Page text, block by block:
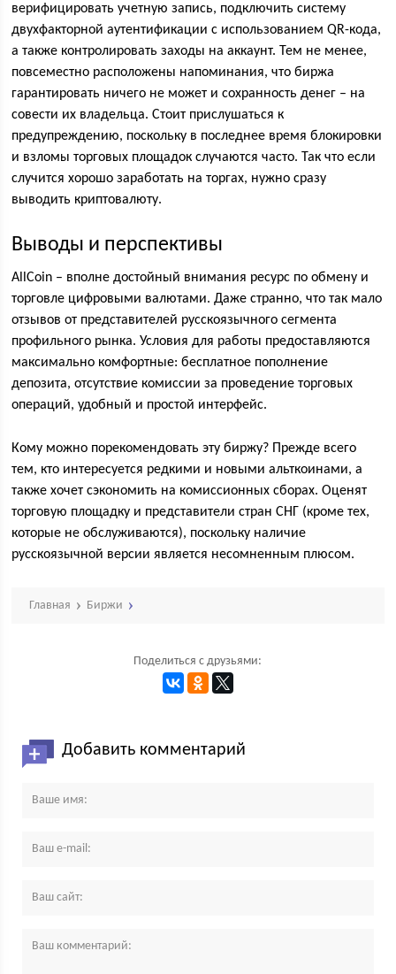
верифицировать учетную запись, подключить систему
двухфакторной аутентификации с использованием QR-кода,
а также контролировать заходы на аккаунт. Тем не менее,
повсеместно расположены напоминания, что биржа
гарантировать ничего не может и сохранность денег – на
совести их владельца. Стоит прислушаться к
предупреждению, поскольку в последнее время блокировки
и взломы торговых площадок случаются часто. Так что если
случится хорошо заработать на торгах, нужно сразу
выводить криптовалюту.
Выводы и перспективы
AllCoin – вполне достойный внимания ресурс по обмену и
торговле цифровыми валютами. Даже странно, что так мало
отзывов от представителей русскоязычного сегмента
профильного рынка. Условия для работы предоставляются
максимально комфортные: бесплатное пополнение
депозита, отсутствие комиссии за проведение торговых
операций, удобный и простой интерфейс.
Кому можно порекомендовать эту биржу? Прежде всего
тем, кто интересуется редкими и новыми альткоинами, а
также хочет сэкономить на комиссионных сборах. Оценят
торговую площадку и представители стран СНГ (кроме тех,
которые не обслуживаются), поскольку наличие
русскоязычной версии является несомненным плюсом.
Главная Биржи
Поделиться с друзьями:
Добавить комментарий